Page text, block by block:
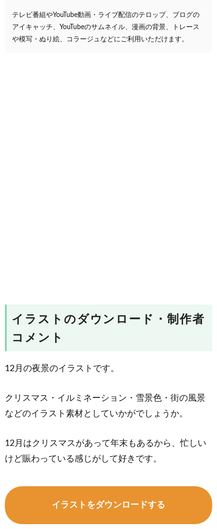
テレビ番組やYouTube動画・ライブ配信のテロップ、ブログの
アイキャッチ、YouTubeのサムネイル、漫画の背景、トレース
や模写・ぬり絵、コラージュなどにご利用いただけます。
イラストのダウンロード・制作者
コメント
12月の夜景のイラストです。
クリスマス・イルミネーション・雪景色・街の風景
などのイラスト素材としていかがでしょうか。
12月はクリスマスがあって年末もあるから、忙しい
けど賑わっている感じがして好きです。
イラストをダウンロードする